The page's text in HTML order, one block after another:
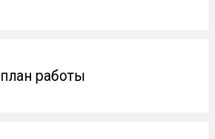
работы